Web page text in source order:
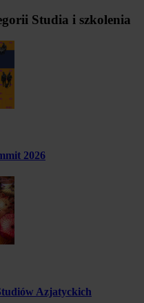
Studia i szkolenia
2026
Azjatyckich